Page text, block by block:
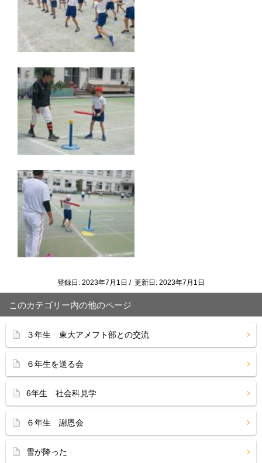
登録日: 2023年7月1日 / 更新日: 2023年7月1日
このカテゴリー内の他のページ
３年生 東大アメフト部との交流
６年生を送る会
6年生 社会科見学
６年生 謝恩会
雪が降った